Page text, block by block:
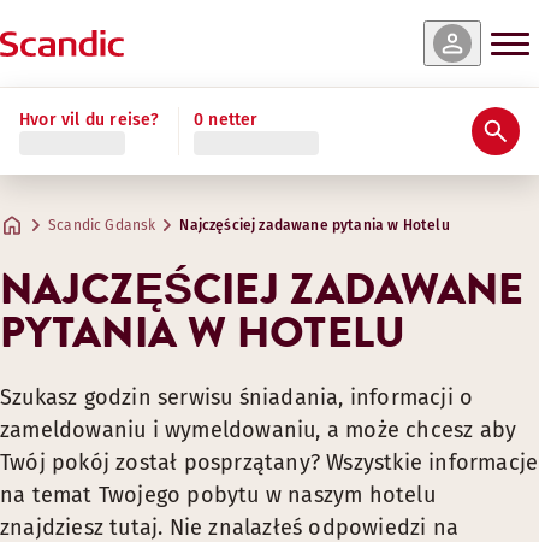
Hvor vil du reise? 0 netter
Scandic Gdansk Najczęściej zadawane pytania w Hotelu
NAJCZĘŚCIEJ ZADAWANE
PYTANIA W HOTELU
Szukasz godzin serwisu śniadania, informacji o
zameldowaniu i wymeldowaniu, a może chcesz aby
Twój pokój został posprzątany? Wszystkie informacje
na temat Twojego pobytu w naszym hotelu
znajdziesz tutaj. Nie znalazłeś odpowiedzi na